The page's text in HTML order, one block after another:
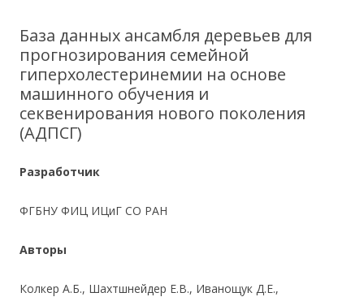
База данных ансамбля деревьев для
прогнозирования семейной
гиперхолестеринемии на основе
машинного обучения и
секвенирования нового поколения
(АДПСГ)
Разработчик
ФГБНУ ФИЦ ИЦиГ СО РАН
Авторы
Колкер А.Б., Шахтшнейдер Е.В., Иванощук Д.Е.,